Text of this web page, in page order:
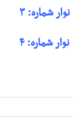
نوار شماره: ۳
نوار شماره: ۴